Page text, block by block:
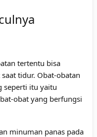
tertentu bisa
tidur. Obat-obatan
seperti itu yaitu
obat yang berfungsi
minuman panas pada